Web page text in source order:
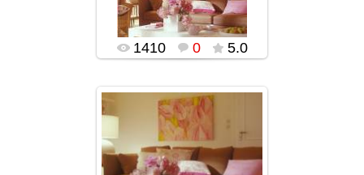
1410 0 5.0
05.01.2016
popularsge